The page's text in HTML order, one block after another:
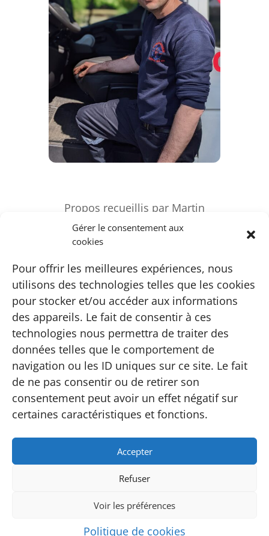
Gérer le consentement aux
cookies
Pour offrir les meilleures expériences, nous
utilisons des technologies telles que les cookies
pour stocker et/ou accéder aux informations
des appareils. Le fait de consentir à ces
technologies nous permettra de traiter des
données telles que le comportement de
navigation ou les ID uniques sur ce site. Le fait
de ne pas consentir ou de retirer son
consentement peut avoir un effet négatif sur
certaines caractéristiques et fonctions.
Accepter
Refuser
Voir les préférences
Politique de cookies
Propos recueillis par Martin
Brognon
Charly's Company est une société
d'ambulance non urgente et de
transport PMR basée à
Ecaussinnes et à Soignies. Pour
plus d'infos,voir ici.
Conditions générales de vente
réservés